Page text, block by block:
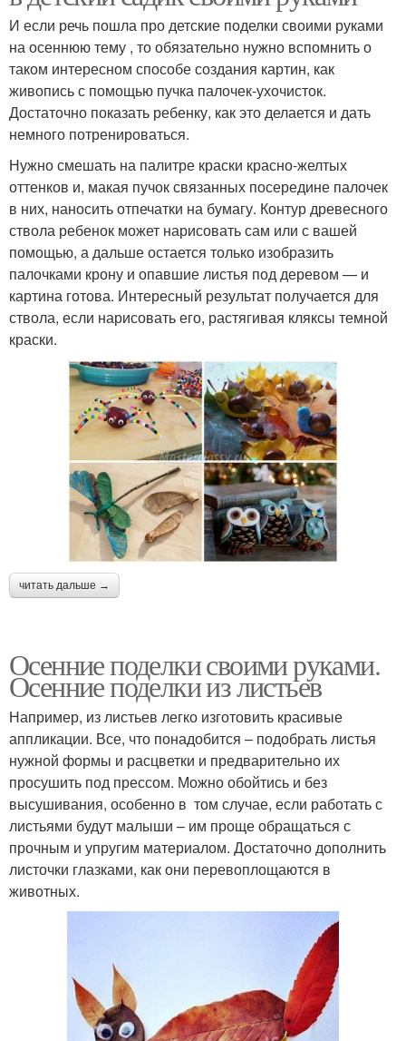
Поделка на тему Детские поделки
Поделки из макарон Пластиковые поделки
Поделки из соленого
теста
Материал для детского
сада
Сад на новый год Бюджетные поделки
Праздничная поделка
Поделки в смешанной
технике
И если речь пошла про детские поделки своими руками
на осеннюю тему , то обязательно нужно вспомнить о
таком интересном способе создания картин, как
живопись с помощью пучка палочек-ухочисток.
Достаточно показать ребенку, как это делается и дать
немного потренироваться.
Нужно смешать на палитре краски красно-желтых
оттенков и, макая пучок связанных посередине палочек
в них, наносить отпечатки на бумагу. Контур древесного
ствола ребенок может нарисовать сам или с вашей
помощью, а дальше остается только изобразить
палочками крону и опавшие листья под деревом — и
картина готова. Интересный результат получается для
ствола, если нарисовать его, растягивая кляксы темной
краски.
читать дальше →
Осенние поделки своими руками.
Осенние поделки из листьев
Например, из листьев легко изготовить красивые
аппликации. Все, что понадобится – подобрать листья
нужной формы и расцветки и предварительно их
просушить под прессом. Можно обойтись и без
высушивания, особенно в том случае, если работать с
листьями будут малыши – им проще обращаться с
прочным и упругим материалом. Достаточно дополнить
листочки глазками, как они перевоплощаются в
животных.